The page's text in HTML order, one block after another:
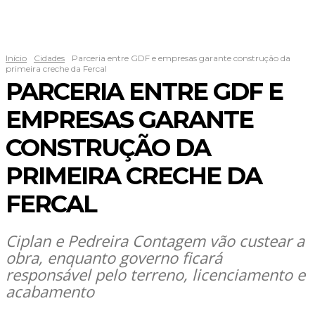
Início Cidades
Parceria entre GDF e empresas garante construção da
primeira creche da Fercal
PARCERIA ENTRE GDF E
EMPRESAS GARANTE
CONSTRUÇÃO DA
PRIMEIRA CRECHE DA
FERCAL
Ciplan e Pedreira Contagem vão custear a
obra, enquanto governo ficará
responsável pelo terreno, licenciamento e
acabamento